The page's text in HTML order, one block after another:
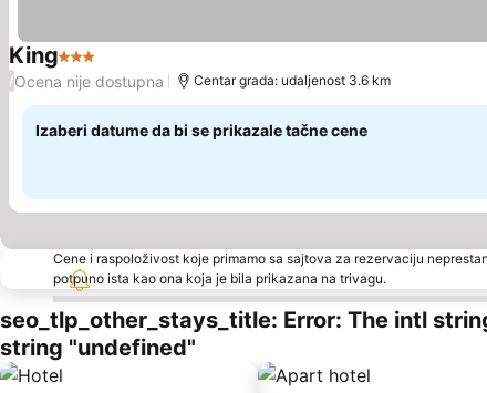
King3 ZvezdicePogledaj cene
/Ocena nije dostupna Centar grada: udaljenost 3.6 km
Izaberi datume da bi se prikazale tačne cene
Cene i raspoloživost koje primamo sa sajtova za rezervaciju
potpuno ista kao ona koja je bila prikazana na trivagu.
seo_tlp_other_stays_title: Error: The intl
string "undefined"